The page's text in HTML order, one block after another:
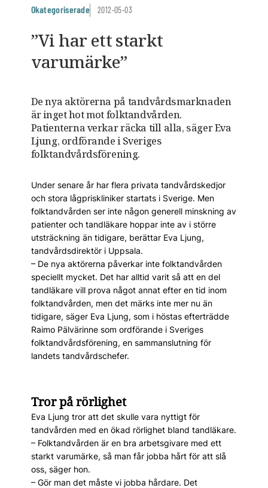
Okategoriserade 2012-05-03
”Vi har ett starkt
varumärke”
De nya aktörerna på tandvårdsmarknaden
är inget hot mot folktandvården.
Patienterna verkar räcka till alla, säger Eva
Ljung, ordförande i Sveriges
folktandvårdsförening.
Under senare år har flera privata tandvårdskedjor
och stora lågpriskliniker startats i Sverige. Men
folktandvården ser inte någon generell minskning av
patienter och tandläkare hoppar inte av i större
utsträckning än tidigare, berättar Eva Ljung,
tandvårdsdirektör i Uppsala.
– De nya aktörerna påverkar inte folktandvården
speciellt mycket. Det har alltid varit så att en del
tandläkare vill prova något annat efter en tid inom
folktandvården, men det märks inte mer nu än
tidigare, säger Eva Ljung, som i höstas efterträdde
Raimo Pälvärinne som ordförande i Sveriges
folktandvårdsförening, en sammanslutning för
landets tandvårdschefer.
Tror på rörlighet
Eva Ljung tror att det skulle vara nyttigt för
tandvården med en ökad rörlighet bland tandläkare.
– Folktandvården är en bra arbetsgivare med ett
starkt varumärke, så man får jobba hårt för att slå
oss, säger hon.
– Gör man det måste vi jobba hårdare. Det